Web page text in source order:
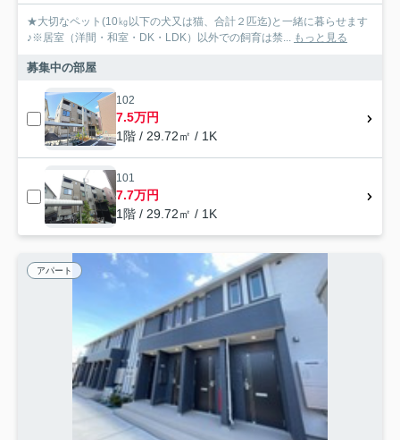
★大切なペット(10㎏以下の犬又は猫、合計２匹迄)と一緒に暮らせます
♪※居室（洋間・和室・DK・LDK）以外での飼育は禁... もっと見る
募集中の部屋
102
7.5万円
1階 / 29.72㎡ / 1K
101
7.7万円
1階 / 29.72㎡ / 1K
アパート